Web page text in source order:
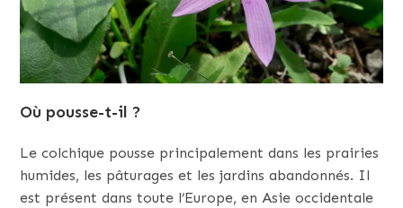
Où pousse-t-il ?
Le colchique pousse principalement dans les prairies
humides, les pâturages et les jardins abandonnés. Il
est présent dans toute l’Europe, en Asie occidentale